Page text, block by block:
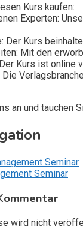
Kurs kaufen:
Experten:
Der Kurs
Mit den
Kurs ist online
an und tauchen
Seminar
Seminar
wird nicht